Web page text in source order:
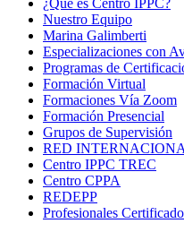
Nuestro Equipo
Marina Galimberti
Especializaciones con
Programas de
Formación Virtual
Formaciones Vía Zoom
Formación Presencial
Grupos de Supervisión
RED
Centro IPPC TREC
Centro CPPA
REDEPP
Profesionales